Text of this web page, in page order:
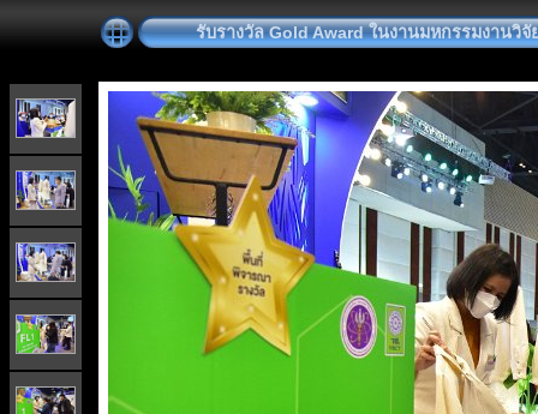
รับรางวัล Gold Award ในงานมหกรรมงานวิ